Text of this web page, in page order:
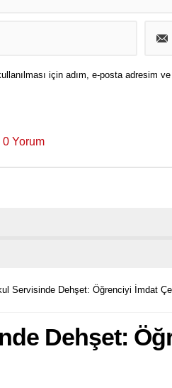
için adım, e-posta adresim
0 Yorum
Servisinde Dehşet: Öğrenciyi İmdat
Dehşet: